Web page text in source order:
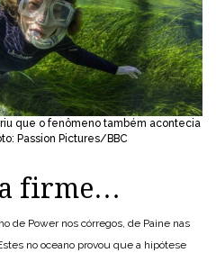
que o fenômeno também acontecia
Passion Pictures/BBC
firme…
de Power nos córregos, de Paine nas
no oceano provou que a hipótese